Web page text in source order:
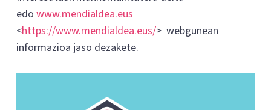
edo www.mendialdea.eus
<https://www.mendialdea.eus/> webgunean
informazioa jaso dezakete.